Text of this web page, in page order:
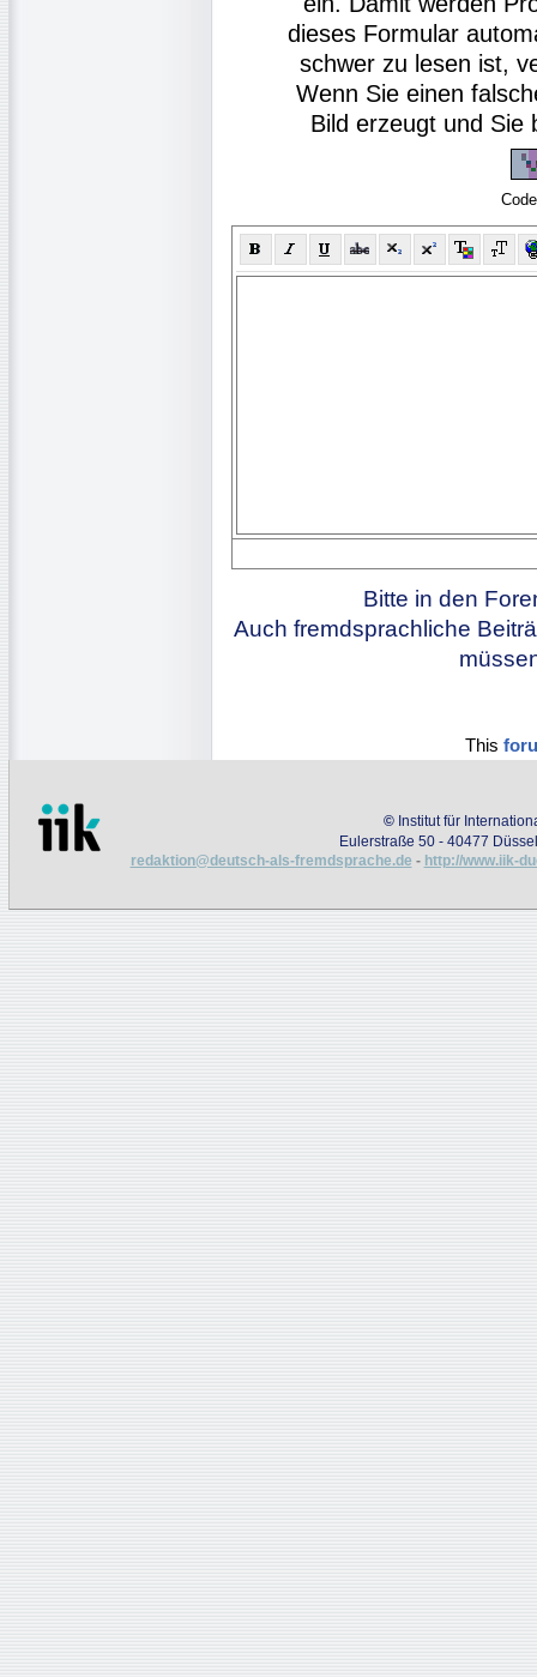
dieses Formular
schwer zu lesen ist,
Wenn Sie einen
Bild erzeugt und Sie
Bitte in den
Auch fremdsprachliche
This
© Institut für
Eulerstraße 50 - 40477
redaktion@deutsch-als-fremdsprache.de - http://www.iik-